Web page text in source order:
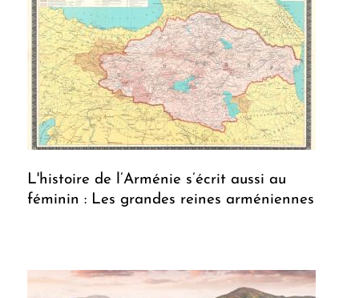
L'histoire de l’Arménie s’écrit aussi au
féminin : Les grandes reines arméniennes